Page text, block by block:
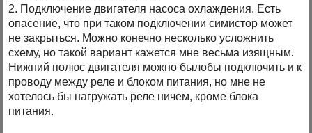
2. Подключение двигателя насоса охлаждения. Есть
опасение, что при таком подключении симистор может
не закрыться. Можно конечно несколько усложнить
схему, но такой вариант кажется мне весьма изящным.
Нижний полюс двигателя можно былобы подключить и к
проводу между реле и блоком питания, но мне не
хотелось бы нагружать реле ничем, кроме блока
питания.